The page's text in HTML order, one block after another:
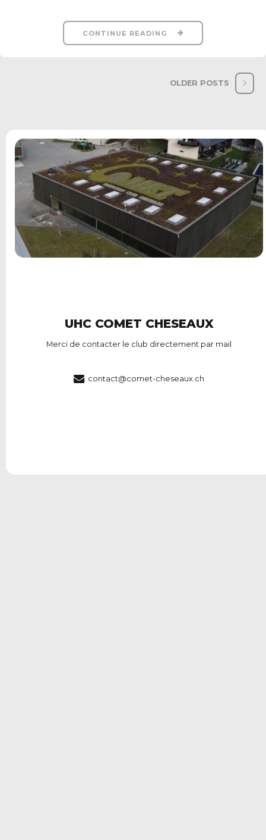
CONTINUE READING
OLDER POSTS
UHC COMET CHESEAUX
Merci de contacter le club directement par mail
contact@comet-cheseaux.ch